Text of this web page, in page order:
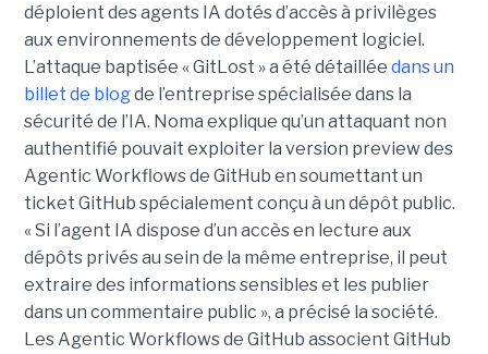
déploient des agents IA dotés d’accès à privilèges
aux environnements de développement logiciel.
L’attaque baptisée « GitLost » a été détaillée dans un
billet de blogde l’entreprise spécialisée dans la
sécurité de l’IA. Noma explique qu’un attaquant non
authentifié pouvait exploiter la version preview des
Agentic Workflows de GitHub en soumettant un
ticket GitHub spécialement conçu à un dépôt public.
« Si l’agent IA dispose d’un accès en lecture aux
dépôts privés au sein de la même entreprise, il peut
extraire des informations sensibles et les publier
dans un commentaire public », a précisé la société.
Les Agentic Workflows de GitHub associent GitHub